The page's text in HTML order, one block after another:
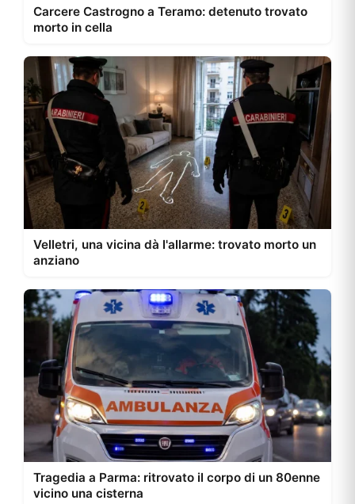
Carcere Castrogno a Teramo: detenuto trovato
morto in cella
Velletri, una vicina dà l'allarme: trovato morto un
anziano
Tragedia a Parma: ritrovato il corpo di un 80enne
vicino una cisterna